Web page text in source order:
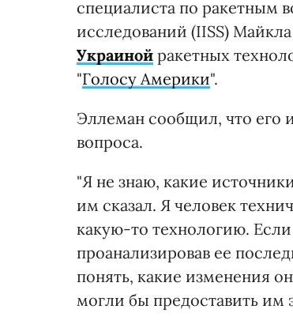
специалиста по ракетным
исследований (IISS)
Украиной ракетных
"Голосу Америки".
Эллеман сообщил, что его
вопроса.
"Я не знаю, какие
им сказал. Я человек
какую-то технологию. Если
проанализировав ее
понять, какие изменения
могли бы предоставить им